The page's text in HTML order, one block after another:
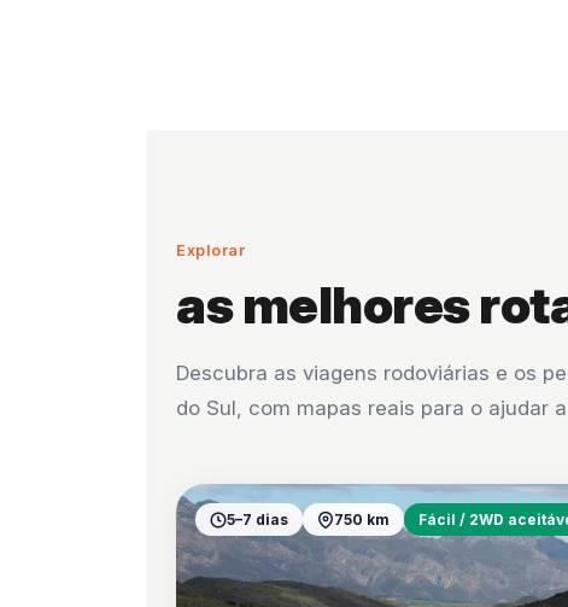
Explorar
as melhores
Descubra as viagens rodoviárias e os
do Sul, com mapas reais para o ajudar
5–7 dias 750 km Fácil / 2WD